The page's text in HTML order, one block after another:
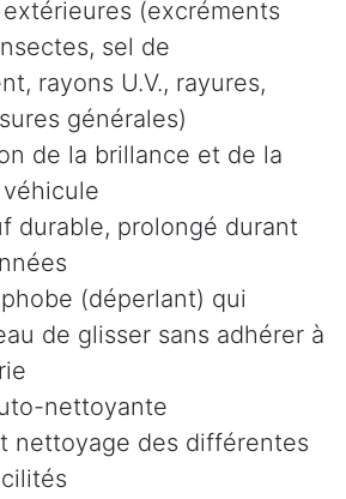
(excréments
sel de
rayons U.V., rayures,
générales)
de la brillance et de la
durable, prolongé durant
(déperlant) qui
de glisser sans adhérer à
nettoyante
nettoyage des différentes